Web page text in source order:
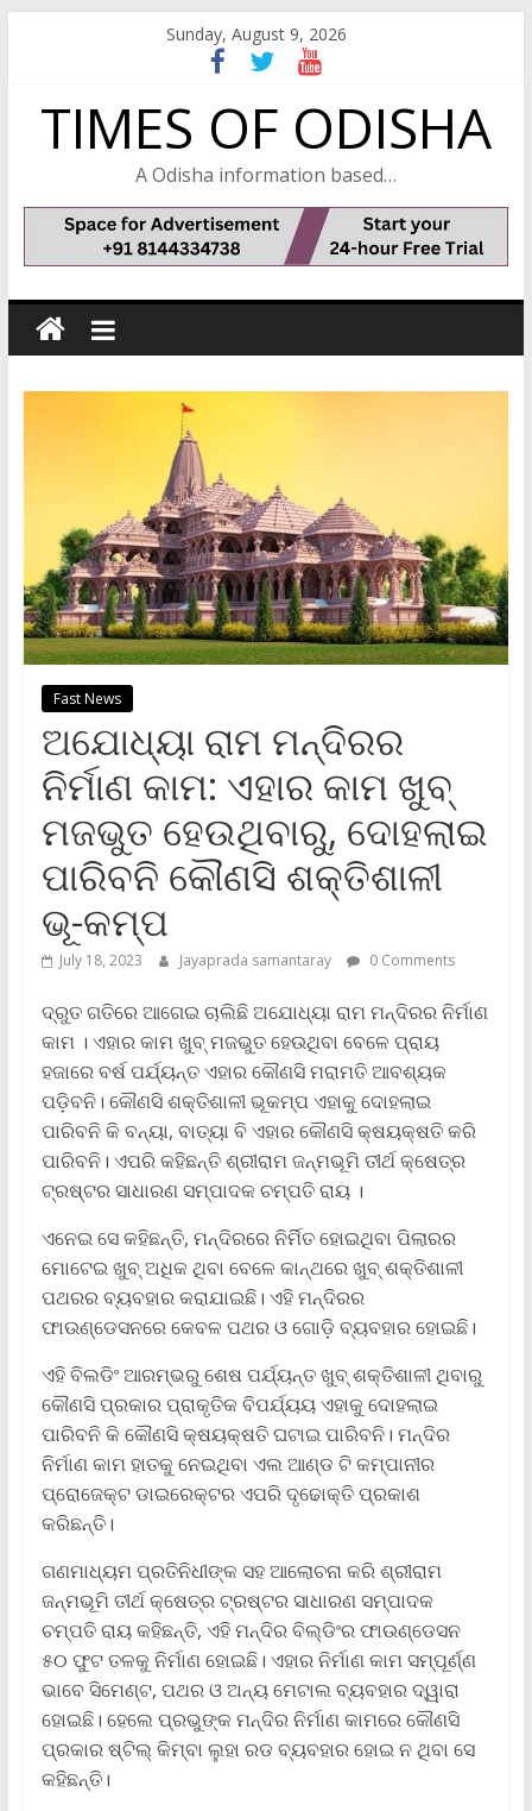
Sunday, August 9, 2026
TIMES OF ODISHA
A Odisha information based…
Fast News
ଅଯୋଧ୍ୟା ରାମ ମନ୍ଦିରର
ନିର୍ମାଣ କାମ: ଏହାର କାମ ଖୁବ୍‌
ମଜଭୁତ ହେଉଥିବାରୁ, ଦୋହଲାଇ
ପାରିବନି କୌଣସି ଶକ୍ତିଶାଳୀ
ଭୂ-କମ୍ପ
July 18, 2023 Jayaprada samantaray 0 Comments
ଦ୍ରୁତ ଗତିରେ ଆଗେଇ ଚାଲିଛି ଅଯୋଧ୍ୟା ରାମ ମନ୍ଦିରର ନିର୍ମାଣ
କାମ । ଏହାର କାମ ଖୁବ୍‌ ମଜଭୁତ ହେଉଥିବା ବେଳେ ପ୍ରାୟ
ହଜାରେ ବର୍ଷ ପର୍ଯ୍ୟନ୍ତ ଏହାର କୌଣସି ମରାମତି ଆବଶ୍ୟକ
ପଡ଼ିବନି। କୌଣସି ଶକ୍ତିଶାଳୀ ଭୂକମ୍ପ ଏହାକୁ ଦୋହଲାଇ
ପାରିବନି କି ବନ୍ୟା, ବାତ୍ୟା ବି ଏହାର କୌଣସି କ୍ଷୟକ୍ଷତି କରି
ପାରିବନି। ଏପରି କହିଛନ୍ତି ଶ୍ରୀରାମ ଜନ୍ମଭୂମି ତୀର୍ଥ କ୍ଷେତ୍ର
ଟ୍ରଷ୍ଟର ସାଧାରଣ ସମ୍ପାଦକ ଚମ୍ପତି ରାୟ ।
ଏନେଇ ସେ କହିଛନ୍ତି, ମନ୍ଦିରରେ ନିର୍ମିତ ହୋଇଥିବା ପିଲାରର
ମୋଟେଇ ଖୁବ୍‌ ଅଧିକ ଥିବା ବେଳେ କାନ୍ଥରେ ଖୁବ୍‌ ଶକ୍ତିଶାଳୀ
ପଥରର ବ୍ୟବହାର କରାଯାଇଛି। ଏହି ମନ୍ଦିରର
ଫାଉଣ୍ଡେସନରେ କେବଳ ପଥର ଓ ଗୋଡ଼ି ବ୍ୟବହାର ହୋଇଛି।
ଏହି ବିଲଡିଂ ଆରମ୍ଭରୁ ଶେଷ ପର୍ଯ୍ୟନ୍ତ ଖୁବ୍‌ ଶକ୍ତିଶାଳୀ ଥିବାରୁ
କୌଣସି ପ୍ରକାର ପ୍ରାକୃତିକ ବିପର୍ଯ୍ୟୟ ଏହାକୁ ଦୋହଲାଇ
ପାରିବନି କି କୌଣସି କ୍ଷୟକ୍ଷତି ଘଟାଇ ପାରିବନି। ମନ୍ଦିର
ନିର୍ମାଣ କାମ ହାତକୁ ନେଇଥିବା ଏଲ ଆଣ୍ଡ ଟି କମ୍ପାନୀର
ପ୍ରୋଜେକ୍ଟ ଡାଇରେକ୍ଟର ଏପରି ଦୃଢୋକ୍ତି ପ୍ରକାଶ
କରିଛନ୍ତି।
ଗଣମାଧ୍ୟମ ପ୍ରତିନିଧୀଙ୍କ ସହ ଆଲୋଚନା କରି ଶ୍ରୀରାମ
ଜନ୍ମଭୂମି ତୀର୍ଥ କ୍ଷେତ୍ର ଟ୍ରଷ୍ଟର ସାଧାରଣ ସମ୍ପାଦକ
ଚମ୍ପତି ରାୟ କହିଛନ୍ତି, ଏହି ମନ୍ଦିର ବିଲ୍ଡିଂର ଫାଉଣ୍ଡେସନ
୫୦ ଫୁଟ ତଳକୁ ନିର୍ମାଣ ହୋଇଛି। ଏହାର ନିର୍ମାଣ କାମ ସମ୍ପୂର୍ଣ୍ଣ
ଭାବେ ସିମେଣ୍ଟ, ପଥର ଓ ଅନ୍ୟ ମେଟାଲ ବ୍ୟବହାର ଦ୍ୱାରା
ହୋଇଛି। ହେଲେ ପ୍ରଭୁଙ୍କ ମନ୍ଦିର ନିର୍ମାଣ କାମରେ କୌଣସି
ପ୍ରକାର ଷ୍ଟିଲ୍‌ କିମ୍ବା ଲୁହା ରଡ ବ୍ୟବହାର ହୋଇ ନ ଥିବା ସେ
କହିଛନ୍ତି।